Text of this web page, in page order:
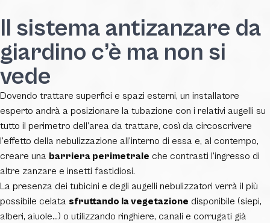
Il sistema antizanzare da
giardino c’è ma non si
vede
Dovendo trattare superfici e spazi esterni, un installatore
esperto andrà a posizionare la tubazione con i relativi augelli su
tutto il perimetro dell’area da trattare, così da circoscrivere
l’effetto della nebulizzazione all’interno di essa e, al contempo,
creare una barriera perimetrale che contrasti l’ingresso di
altre zanzare e insetti fastidiosi.
La presenza dei tubicini e degli augelli nebulizzatori verrà il più
possibile celata sfruttando la vegetazione disponibile (siepi,
alberi, aiuole…) o utilizzando ringhiere, canali e corrugati già